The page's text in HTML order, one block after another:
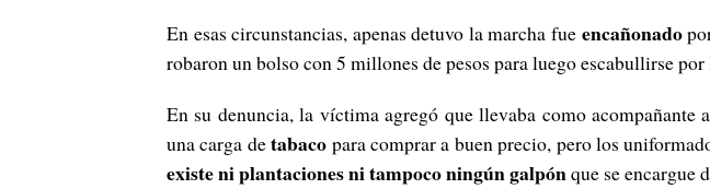
En esas circunstancias, apenas detuvo la marcha fue encañonado
robaron un bolso con 5 millones de pesos para luego escabullirse
En su denuncia, la víctima agregó que llevaba como acompañante
una carga detabaco para comprar a buen precio, pero los
existe ni plantaciones ni tampoco ningún galpónque se encargue